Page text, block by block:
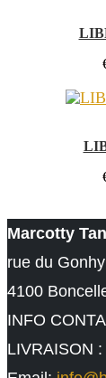
Marcotty
rue du
4100
INFO
LIVRAISON